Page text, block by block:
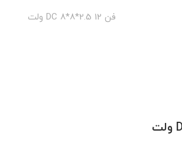
فن DC 8*8*2.5 12 ولت